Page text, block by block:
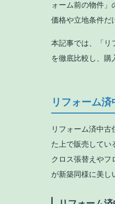
ォーム前の物件」
価格や立地条件だ
本記事では、「リ
を徹底比較し、購
リフォーム済
リフォーム済中
た上で販売してい
クロス張替えや
が新築同様に美し